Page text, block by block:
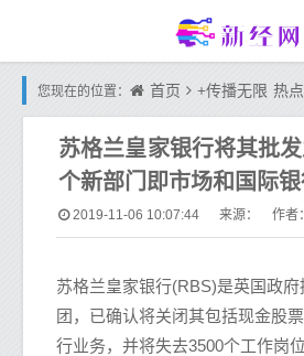
您现在的位置： 首页 +传播无限 热
苏格兰皇家银行将其批
个新部门即市场和国际
2019-11-06 10:07:44 来源： 作者：
苏格兰皇家银行(RBS)是英国政
团，已确认将关闭其包括现金股
行业务，并将失去3500个工作岗位